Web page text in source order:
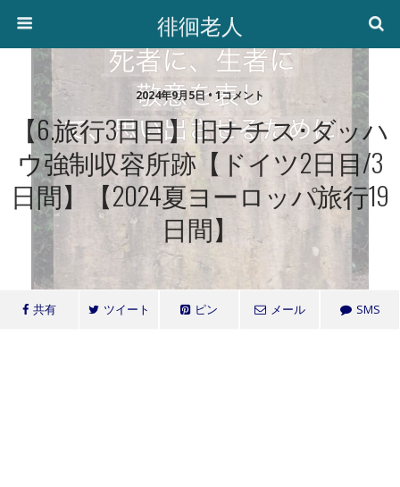
徘徊老人
2024年9月5日 • 1コメント
【6.旅行3日目】旧ナチス･ダッハ
ウ強制収容所跡【ドイツ2日目/3
日間】【2024夏ヨーロッパ旅行19
日間】
共有 ツイート ピン メール SMS